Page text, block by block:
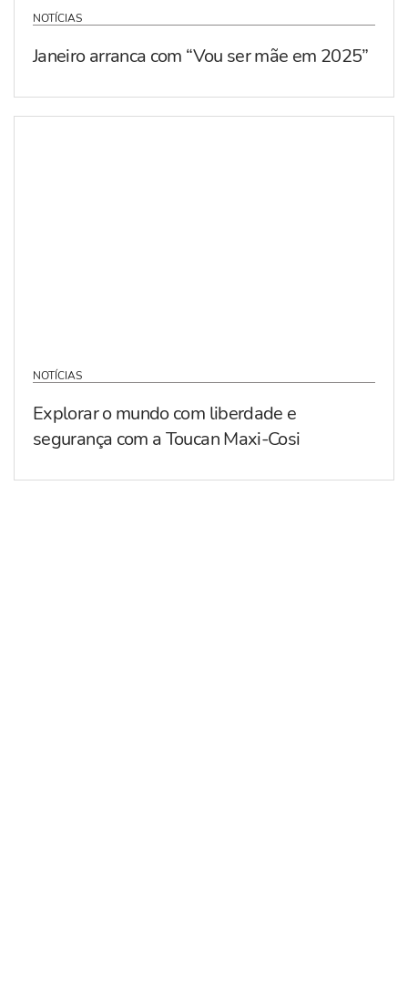
NOTÍCIAS
Janeiro arranca com “Vou ser mãe em 2025”
NOTÍCIAS
Explorar o mundo com liberdade e
segurança com a Toucan Maxi-Cosi